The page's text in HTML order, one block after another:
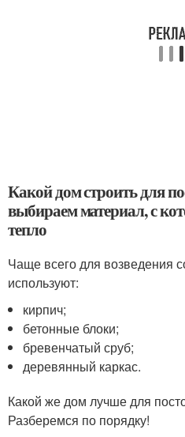
Какой дом строить для
выбираем материал, с
тепло
Чаще всего для возведения
используют:
кирпич;
бетонные блоки;
бревенчатый сруб;
деревянный каркас.
Какой же дом лучше для
Разберемся по порядку!